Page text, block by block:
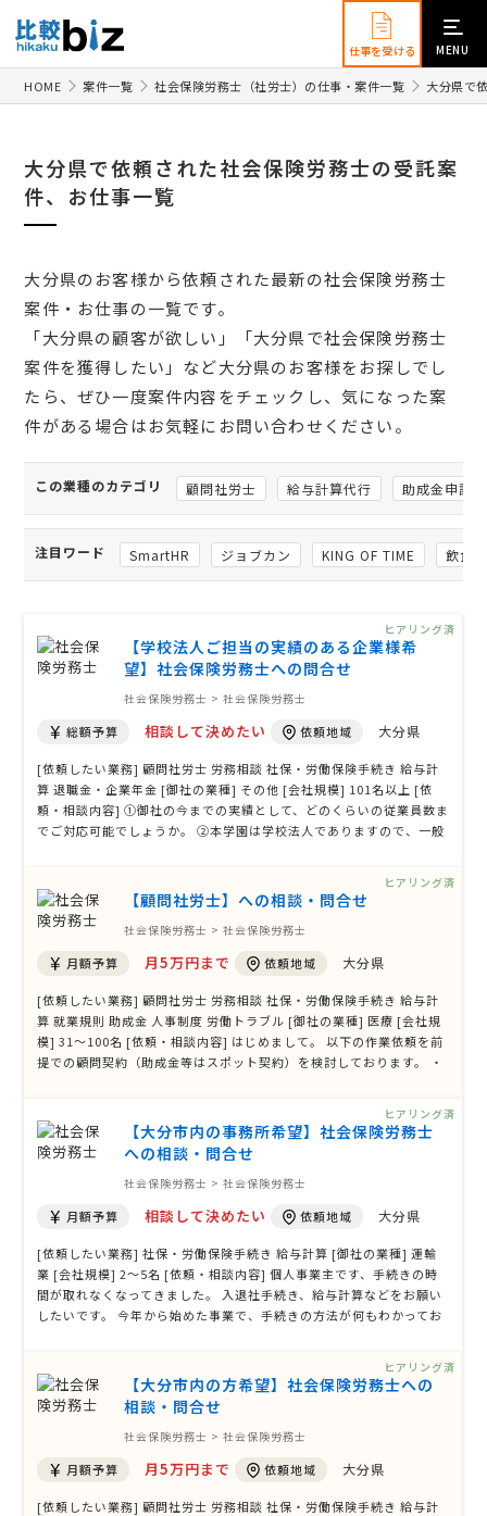
仕事を受ける MENU
HOME 案件一覧 社会保険労務士（社労士）の仕事・案件一覧 大分県で
大分県で依頼された社会保険労務士の受託案
件、お仕事一覧
大分県のお客様から依頼された最新の社会保険労務士
案件・お仕事の一覧です。
「大分県の顧客が欲しい」「大分県で社会保険労務士
案件を獲得したい」など大分県のお客様をお探しでし
たら、ぜひ一度案件内容をチェックし、気になった案
件がある場合はお気軽にお問い合わせください。
この業種のカテゴリ 顧問社労士 給与計算代行 助成金申請
注目ワード SmartHR ジョブカン KING OF TIME 飲食
【学校法人ご担当の実績のある企業様希
望】社会保険労務士への問合せ
社会保険労務士 > 社会保険労務士
総額予算 相談して決めたい 依頼地域 大分県
[依頼したい業務] 顧問社労士 労務相談 社保・労働保険手続き 給与計
算 退職金・企業年金 [御社の業種] その他 [会社規模] 101名以上 [依
頼・相談内容] ①御社の今までの実績として、どのくらいの従業員数ま
でご対応可能でしょうか。 ②本学園は学校法人でありますので、一般
ヒアリング済
【顧問社労士】への相談・問合せ
社会保険労務士 > 社会保険労務士
月額予算 月5万円まで 依頼地域 大分県
[依頼したい業務] 顧問社労士 労務相談 社保・労働保険手続き 給与計
算 就業規則 助成金 人事制度 労働トラブル [御社の業種] 医療 [会社規
模] 31〜100名 [依頼・相談内容] はじめまして。 以下の作業依頼を前
提での顧問契約（助成金等はスポット契約）を検討しております。 ・
の申請 …
ヒアリング済
【大分市内の事務所希望】社会保険労務士
への相談・問合せ
社会保険労務士 > 社会保険労務士
月額予算 相談して決めたい 依頼地域 大分県
[依頼したい業務] 社保・労働保険手続き 給与計算 [御社の業種] 運輸
業 [会社規模] 2〜5名 [依頼・相談内容] 個人事業主です、手続きの時
間が取れなくなってきました。 入退社手続き、給与計算などをお願い
したいです。 今年から始めた事業で、手続きの方法が何もわかってお
ヒアリング済
【大分市内の方希望】社会保険労務士への
相談・問合せ
社会保険労務士 > 社会保険労務士
月額予算 月5万円まで 依頼地域 大分県
[依頼したい業務] 顧問社労士 労務相談 社保・労働保険手続き 給与計
ヒアリング済